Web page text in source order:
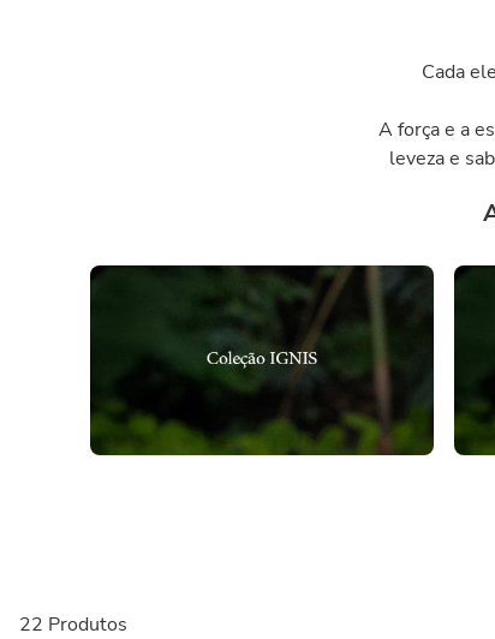
Cada
A força e a
leveza e
22 Produtos